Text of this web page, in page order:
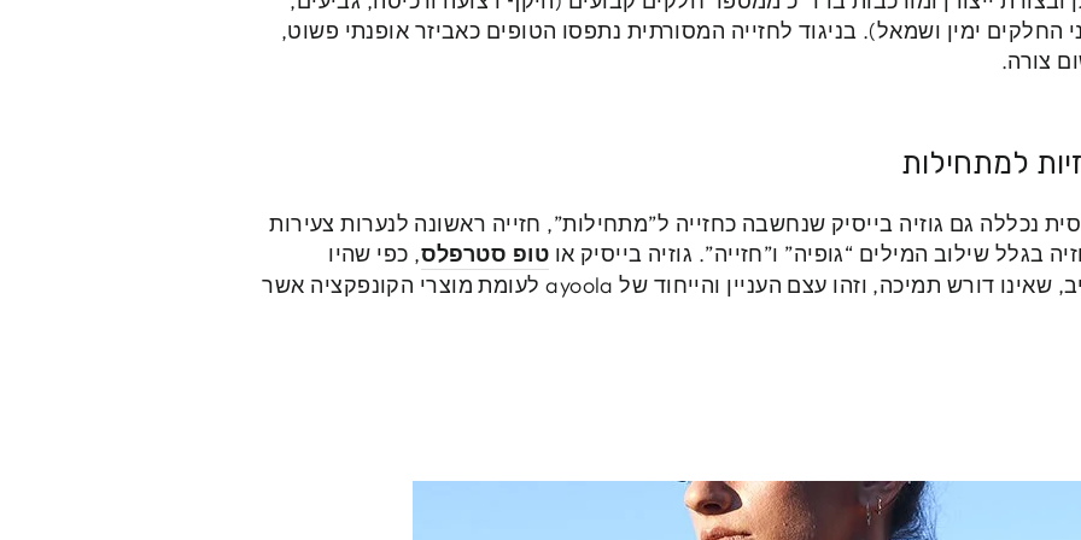
החלקים ימין ושמאל). בניגוד לחזייה המסורתית נתפסו הטופים כאביזר אופנתי פשוט,
צורה.
למתחילות
נכללה גם גוזיה בייסיק שנחשבה כחזייה ל”מתחילות”, חזייה ראשונה לנערות צעירות
בגלל שילוב המילים “גופיה” ו”חזייה”. גוזיה בייסיק או טופ סטרפלס, כפי שהיו
מוכרים נועדו לחזה קטן ו/או יציב, שאינו דורש תמיכה, וזהו עצם העניין והייחוד של ayoola לעומת מוצרי הקונפקציה אשר